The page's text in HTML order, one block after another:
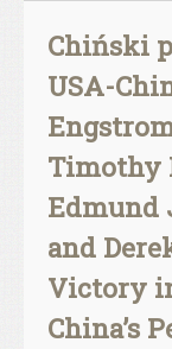
Chiński
USA-
Timothy
Edmund
and
Victory
China’s